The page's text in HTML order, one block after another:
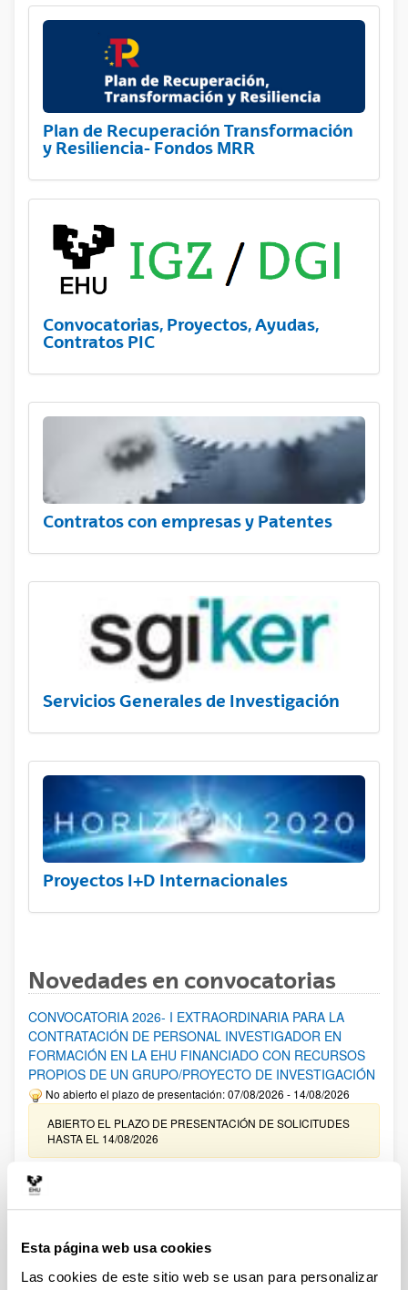
Esta página web usa cookies
Las cookies de este sitio web se usan para personalizar
Plan de Recuperación Transformación
y Resiliencia- Fondos MRR
Convocatorias, Proyectos, Ayudas,
Contratos PIC
Contratos con empresas y Patentes
Servicios Generales de Investigación
Proyectos I+D Internacionales
Novedades en convocatorias
CONVOCATORIA 2026- I EXTRAORDINARIA PARA LA
CONTRATACIÓN DE PERSONAL INVESTIGADOR EN
FORMACIÓN EN LA EHU FINANCIADO CON RECURSOS
PROPIOS DE UN GRUPO/PROYECTO DE INVESTIGACIÓN
No abierto el plazo de presentación: 07/08/2026 - 14/08/2026
ABIERTO EL PLAZO DE PRESENTACIÓN DE SOLICITUDES
HASTA EL 14/08/2026
Ayudas para financiación de la adquisición y renovación de
infraestructura científica y fondos bibliográficos en la
Trámite abierto
25/03/2026: Corrección de errores del listado provisional de
solicitudes admitidas y excluidas. 23/03/2026: Relación